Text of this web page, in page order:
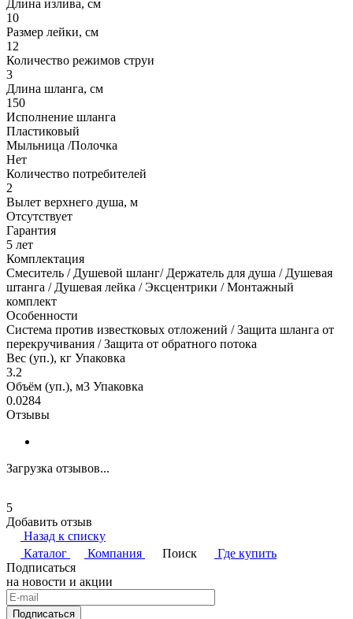
Длина излива, см
10
Размер лейки, см
12
Количество режимов струи
3
Длина шланга, см
150
Исполнение шланга
Пластиковый
Мыльница /Полочка
Нет
Количество потребителей
2
Вылет верхнего душа, м
Отсутствует
Гарантия
5 лет
Комплектация
Смеситель / Душевой шланг/ Держатель для душа / Душевая
штанга / Душевая лейка / Эксцентрики / Монтажный
комплект
Особенности
Система против известковых отложений / Защита шланга от
перекручивания / Защита от обратного потока
Вес (уп.), кг Упаковка
3.2
Объём (уп.), м3 Упаковка
0.0284
Отзывы
Загрузка отзывов...
5
Добавить отзыв
Назад к списку
Каталог
Компания Поиск
Где купить
Подписаться
на новости и акции
Подписаться